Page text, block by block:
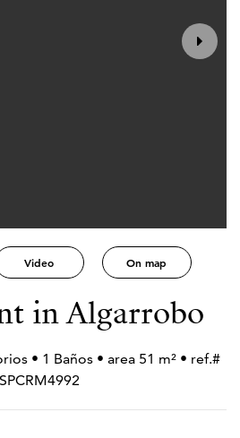
Video On map
in Algarrobo
• 1 Baños • area 51 m² • ref.#
SPCRM4992